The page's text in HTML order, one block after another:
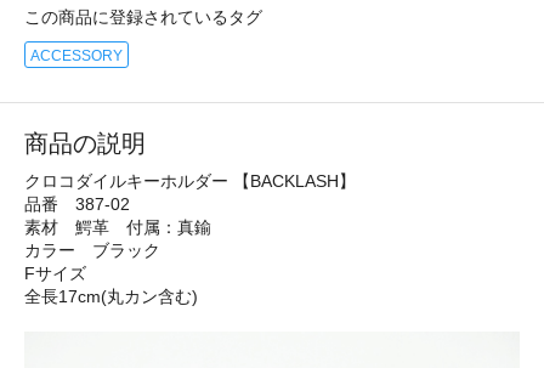
この商品に登録されているタグ
ACCESSORY
商品の説明
クロコダイルキーホルダー 【BACKLASH】
品番 387-02
素材 鰐革 付属：真鍮
カラー ブラック
Fサイズ
全長17cm(丸カン含む)